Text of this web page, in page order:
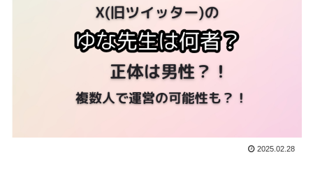
2025.02.28